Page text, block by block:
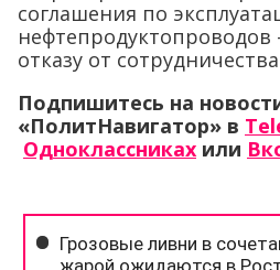
соглашения по
нефтепродуктопроводов
отказу от
Подпишитесь на
«ПолитНавигатор» в
Одноклассниках или